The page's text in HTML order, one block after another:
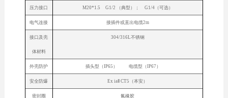
压力接口 M20*1.5 G1/2 （典型）； G1/4（可选）
电气连接 接插件或直出电缆2m
接口及壳
体材料
304/316L不锈钢
外壳防护 插头型（IP65） 电缆型（IP67）
安全防爆 Ex iaⅡ CT5（本安）
密封圈 氟橡胶